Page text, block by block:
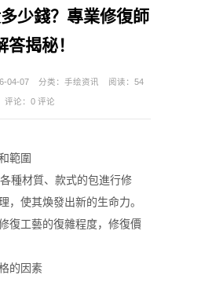
少錢？專業修復師
答揭秘！
04-07 分类： 手绘资讯 阅读：54
评论： 0 评论
範圍
種材質、款式的包進行修
，使其煥發出新的生命力。
復工藝的復雜程度，修復價
的因素